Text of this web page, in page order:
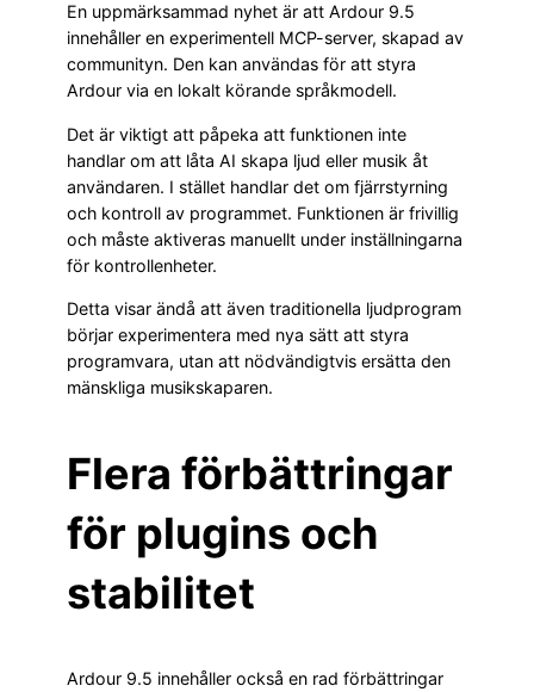
En uppmärksammad nyhet är att Ardour 9.5
innehåller en experimentell MCP-server, skapad av
communityn. Den kan användas för att styra
Ardour via en lokalt körande språkmodell.
Det är viktigt att påpeka att funktionen inte
handlar om att låta AI skapa ljud eller musik åt
användaren. I stället handlar det om fjärrstyrning
och kontroll av programmet. Funktionen är frivillig
och måste aktiveras manuellt under inställningarna
för kontrollenheter.
Detta visar ändå att även traditionella ljudprogram
börjar experimentera med nya sätt att styra
programvara, utan att nödvändigtvis ersätta den
mänskliga musikskaparen.
Flera förbättringar
för plugins och
stabilitet
Ardour 9.5 innehåller också en rad förbättringar